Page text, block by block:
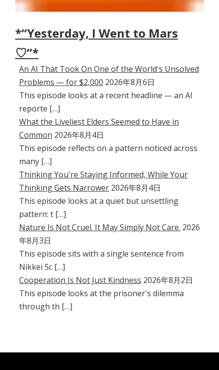
*“Yesterday, I Went to Mars
♡”*
An AI That Took On One of the World's Unsolved
Problems — for $2,000 2026年8月6日
This episode looks at a recent headline — an AI
reporte […]
What the Liveliest Elders Seemed to Have in
Common 2026年8月4日
This episode reflects on a pattern noticed across
many […]
Thinking You're Staying Informed, While Your
Thinking Gets Narrower 2026年8月4日
This episode looks at a quiet but unsettling
pattern: t […]
Nature Is Not Cruel. It May Simply Not Care. 2026
年8月3日
This episode sits with a single sentence from
Nikkei Sc […]
Cooperation Is Not Just Kindness 2026年8月2日
This episode looks at the prisoner's dilemma
through th […]